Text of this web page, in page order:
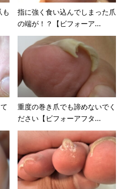
も
指に強く食い込んでしまった爪
の端が！？【ビフォーア...
重度の巻き爪でも諦めないでく
ださい【ビフォーアフタ...